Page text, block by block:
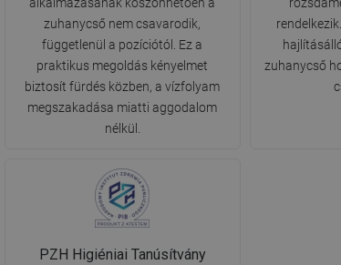
zuhanycső nem csavarodik,
függetlenül a pozíciótól. Ez a
praktikus megoldás kényelmet
biztosít fürdés közben, a vízfolyam
megszakadása miatti aggodalom
nélkül.
zuhanycső
PZH Higiéniai Tanúsítvány